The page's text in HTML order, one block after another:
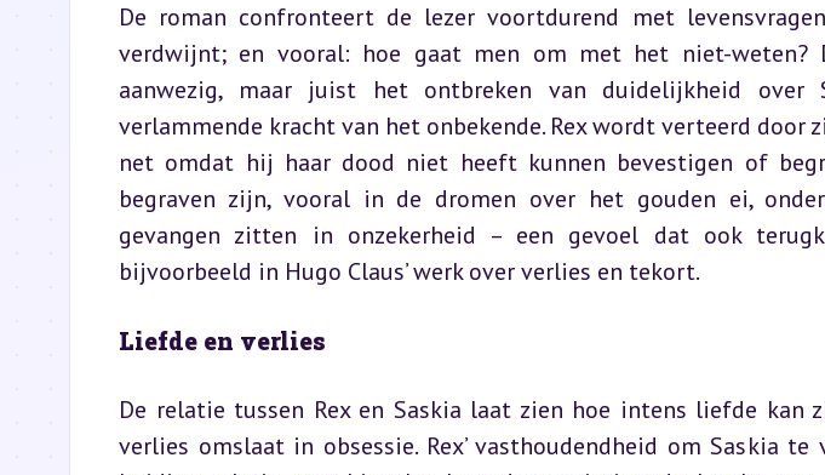
De roman confronteert de lezer voortdurend met
verdwijnt; en vooral: hoe gaat men om met het niet-weten?
aanwezig, maar juist het ontbreken van duidelijkheid over
verlammende kracht van het onbekende. Rex wordt verteerd door
net omdat hij haar dood niet heeft kunnen bevestigen of
begraven zijn, vooral in de dromen over het gouden ei,
gevangen zitten in onzekerheid – een gevoel dat ook
bijvoorbeeld in Hugo Claus’ werk over verlies en tekort.
Liefde en verlies
De relatie tussen Rex en Saskia laat zien hoe intens liefde kan
verlies omslaat in obsessie. Rex’ vasthoudendheid om Saskia